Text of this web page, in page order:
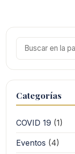
Buscar:
Categorías
COVID 19 (1)
Eventos (4)